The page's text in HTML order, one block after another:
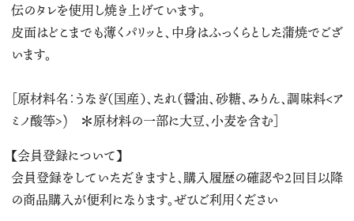
伝のタレを使用し焼き上げています。
皮面はどこまでも薄くパリッと、中身はふっくらとした蒲焼でござ
います。
［原材料名：うなぎ（国産）、たれ（醤油、砂糖、みりん、調味料<ア
ミノ酸等>) ＊原材料の一部に大豆、小麦を含む］
【会員登録について】
会員登録をしていただきますと、購入履歴の確認や2回目以降
の商品購入が便利になります。ぜひご利用ください